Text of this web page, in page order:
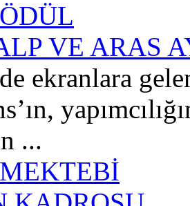
VE ARAS
ekranlara
...